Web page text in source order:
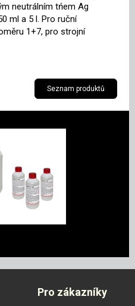
neutrálním tńem Ag
ml a 5 l. Pro ruční
1+7, pro strojní
Seznam produktů
Pro zákazníky